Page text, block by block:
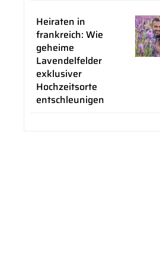
Heiraten in
frankreich: Wie
geheime
Lavendelfelder
exklusiver
Hochzeitsorte
entschleunigen